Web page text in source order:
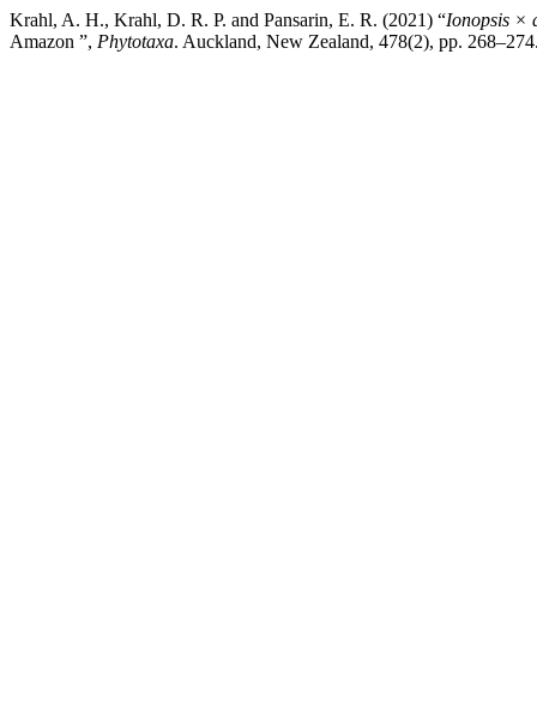
Krahl, A. H., Krahl, D. R. P. and Pansarin, E. R. (2021) “Ionopsis ×
Amazon ”, Phytotaxa. Auckland, New Zealand, 478(2), pp.